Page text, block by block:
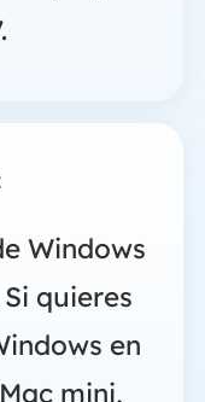
Windows
quieres
en
mini,